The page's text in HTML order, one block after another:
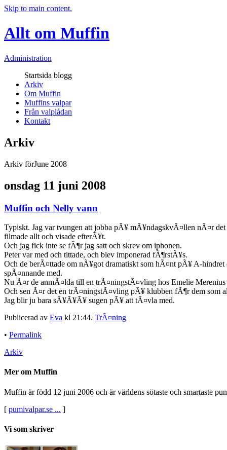
Skip to main content.
Allt om Muffin
Administration
Startsida blogg
Arkiv
Om Muffin
Muffins valpar
Från valplådan
Kontakt
Arkiv
Arkiv förJune 2008
onsdag 11 juni 2008
Muffin och Nelly vann
Typiskt. Jag var tvungen att jobba pÃ¥ mÃ¥ndagskvÃ¤llen nÃ¤r
filmade allt och visade efterÃ¥t.
Och jag fick inte se fÃ¶r jag satt och skrev om iphonen.
Peter var med och tittade, och blev imponerad fÃ¶rstÃ¥s.
Och de berÃ¤ttade om nÃ¥got dramatiskt som hÃ¤nt pÃ¥ A-
spÃ¤nnande med.
Nu Ã¤r de anmÃ¤lda till en trÃ¤ningstÃ¤vling hos Emelie
Och sen Ã¤r det en trÃ¤ningstÃ¤vling pÃ¥ klubben fÃ¶r dem som
Jag blir ju bara sÃ¥Ã¥Ã¥ sugen pÃ¥ att tÃ¤vla med.
Publicerad av Eva kl 21:44. TrÃ¤ning
• Permalink
Arkiv
Mer om Muffin
Muffin är född 12 juni 2006 och är världens sötaste och smartaste
[ pumivalpar.se ... ]
Vi som skriver